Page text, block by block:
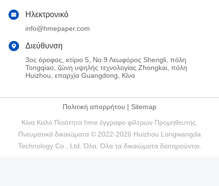
Ηλεκτρονικό
info@hmepaper.com
Διεύθυνση
3ος όροφος, κτίριο 5, Νο.9 Λεωφόρος Shengli, πόλη
Tongqiao, ζώνη υψηλής τεχνολογίας Zhongkai, πόλη
Huizhou, επαρχία Guangdong, Κίνα
Πολιτική απορρήτου | Sitemap
Κίνα Καλό Ποιότητα hme έγγραφο φίλτρων Προμηθευτής.
Πνευματικά δικαιώματα © 2022-2026 Huizhou Longwangda
Technology Co., Ltd. Όλα. Όλα τα δικαιώματα διατηρούνται.